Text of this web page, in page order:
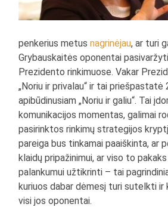
penkerius metusnagrinėjau, ar turi
Grybauskaitės oponentai
Prezidento rinkimuose. Vakar
„Noriu ir privalau“ ir tai priešpastatė
apibūdinusiam „Noriu ir galiu“. Tai
komunikacijos momentas, galimai
pasirinktos rinkimų strategijos
pareiga bus tinkamai paaiškinta, ar
klaidų pripažinimui, ar viso to
palankumui užtikrinti – tai
kuriuos dabar dėmesį turi sutelkti ir
visi jos oponentai.